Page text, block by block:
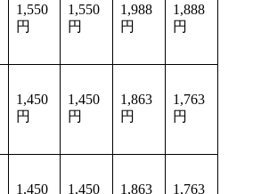
1,550
円
1,550
円
1,988
円
1,888
円
1,450
円
1,450
円
1,863
円
1,763
円
1,450 1,450 1,863 1,763